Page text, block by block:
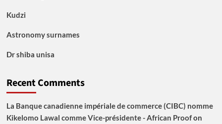
Kudzi
Astronomy surnames
Dr shiba unisa
Recent Comments
La Banque canadienne impériale de commerce (CIBC) nomme
Kikelomo Lawal comme Vice-présidente - African Proofon